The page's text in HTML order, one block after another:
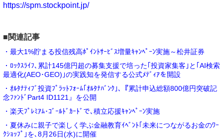
https://spm.stockpoint.jp/
■関連記事
・最大1%貯まる投信残高ﾎﾟｲﾝﾄｻｰﾋﾞｽ増量ｷｬﾝﾍﾟｰﾝ実施～松井証券
・ﾛｯｸｽﾗｲﾌ､累計145億円超の募集支援で培った｢投資家集客｣と｢AI検索
最適化(AEO･GEO)｣の実践知を発信する公式ﾒﾃﾞｨｱを開設
・ｵﾙﾀﾅﾃｨﾌﾞ投資ﾌﾟﾗｯﾄﾌｫｰﾑ｢ｵﾙﾀﾅﾊﾞﾝｸ｣､『累計申込総額800億円突破記
念ﾌｧﾝﾄﾞPart4 ID1121』を公開
・楽天ﾌﾟﾚﾐｱﾑ･ｺﾞｰﾙﾄﾞｶｰﾄﾞで､積立応援ｷｬﾝﾍﾟｰﾝ実施
・夏休みに親子で楽しく学ぶ金融教育ｲﾍﾞﾝﾄ｢未来につながるお金のﾜｰ
ｸｼｮｯﾌﾟ｣を､8月26日(水)に開催